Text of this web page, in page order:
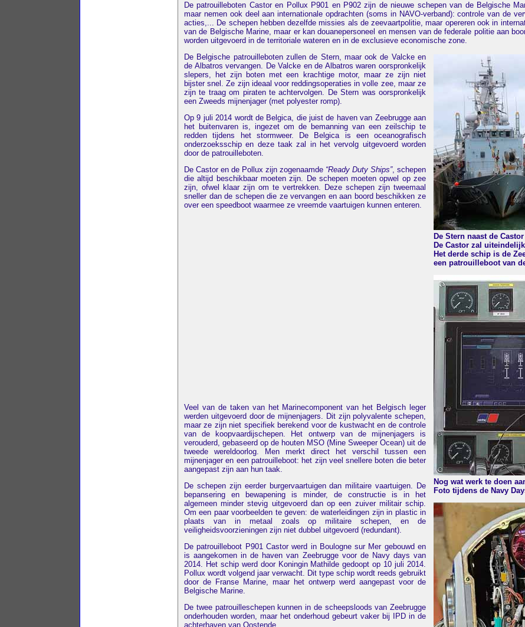
De patrouilleboten Castor en Pollux P901 en P902 zijn de nieuwe schepen van de Belgische
maar nemen ook deel aan internationale opdrachten (soms in NAVO-verband): controle van de
acties,... De schepen hebben dezelfde missies als de zeevaartpolitie, maar opereren ook in
van de Belgische Marine, maar er kan douanepersoneel en mensen van de federale politie aan
worden uitgevoerd in de territoriale wateren en in de exclusieve economische zone.
De Stern naast de Castor
De Castor zal
Het derde schip is de
een patrouilleboot van
Nog wat werk te doen
Foto tijdens de Navy
De Belgische patrouilleboten zullen de Stern, maar ook de Valcke en
de Albatros vervangen. De Valcke en de Albatros waren oorspronkelijk
slepers, het zijn boten met een krachtige motor, maar ze zijn niet
bijster snel. Ze zijn ideaal voor reddingsoperaties in volle zee, maar ze
zijn te traag om piraten te achtervolgen. De Stern was oorspronkelijk
een Zweeds mijnenjager (met polyester romp).
Op 9 juli 2014 wordt de Belgica, die juist de haven van Zeebrugge aan
het buitenvaren is, ingezet om de bemanning van een zeilschip te
redden tijdens het stormweer. De Belgica is een oceanografisch
onderzoeksschip en deze taak zal in het vervolg uitgevoerd worden
door de patrouilleboten.
De Castor en de Pollux zijn zogenaamde “Ready Duty Ships”, schepen
die altijd beschikbaar moeten zijn. De schepen moeten opwel op zee
zijn, ofwel klaar zijn om te vertrekken. Deze schepen zijn tweemaal
sneller dan de schepen die ze vervangen en aan boord beschikken ze
over een speedboot waarmee ze vreemde vaartuigen kunnen enteren.
Veel van de taken van het Marinecomponent van het Belgisch leger
werden uitgevoerd door de mijnenjagers. Dit zijn polyvalente schepen,
maar ze zijn niet specifiek berekend voor de kustwacht en de controle
van de koopvaardijschepen. Het ontwerp van de mijnenjagers is
verouderd, gebaseerd op de houten MSO (Mine Sweeper Ocean) uit de
tweede wereldoorlog. Men merkt direct het verschil tussen een
mijnenjager en een patrouilleboot: het zijn veel snellere boten die beter
aangepast zijn aan hun taak.
De schepen zijn eerder burgervaartuigen dan militaire vaartuigen. De
bepansering en bewapening is minder, de constructie is in het
algemeen minder stevig uitgevoerd dan op een zuiver militair schip.
Om een paar voorbeelden te geven: de waterleidingen zijn in plastic in
plaats van in metaal zoals op militaire schepen, en de
veiligheidsvoorzieningen zijn niet dubbel uitgevoerd (redundant).
De patrouilleboot P901 Castor werd in Boulogne sur Mer gebouwd en
is aangekomen in de haven van Zeebrugge voor de Navy days van
2014. Het schip werd door Koningin Mathilde gedoopt op 10 juli 2014.
Pollux wordt volgend jaar verwacht. Dit type schip wordt reeds gebruikt
door de Franse Marine, maar het ontwerp werd aangepast voor de
Belgische Marine.
De twee patrouilleschepen kunnen in de scheepsloods van Zeebrugge
onderhouden worden, maar het onderhoud gebeurt vaker bij IPD in de
achterhaven van Oostende.